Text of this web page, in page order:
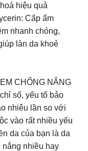
hiệu quả
Cấp ẩm
nhanh chóng,
làn da khoẻ
CHỐNG NẮNG
số, yếu tố bảo
nhiêu lần so với
vào rất nhiều yếu
da của bạn là da
nắng nhiều hay